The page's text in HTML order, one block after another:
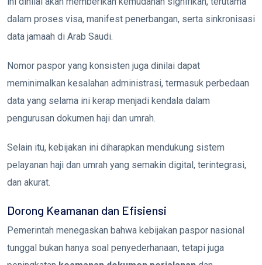
dalam proses visa, manifest penerbangan, serta sinkronisasi
data jamaah di Arab Saudi.
Nomor paspor yang konsisten juga dinilai dapat
meminimalkan kesalahan administrasi, termasuk perbedaan
data yang selama ini kerap menjadi kendala dalam
pengurusan dokumen haji dan umrah.
Selain itu, kebijakan ini diharapkan mendukung sistem
pelayanan haji dan umrah yang semakin digital, terintegrasi,
dan akurat.
Dorong Keamanan dan Efisiensi
Pemerintah menegaskan bahwa kebijakan paspor nasional
tunggal bukan hanya soal penyederhanaan, tetapi juga